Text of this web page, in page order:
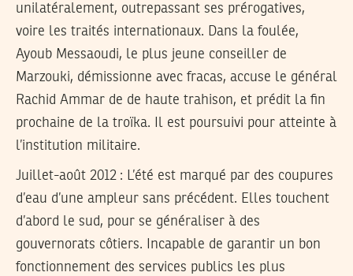
unilatéralement, outrepassant ses prérogatives,
voire les traités internationaux. Dans la foulée,
Ayoub Messaoudi, le plus jeune conseiller de
Marzouki, démissionne avec fracas, accuse le général
Rachid Ammar de de haute trahison, et prédit la fin
prochaine de la troïka. Il est poursuivi pour atteinte à
l’institution militaire.
Juillet-août 2012 : L’été est marqué par des coupures
d’eau d’une ampleur sans précédent. Elles touchent
d’abord le sud, pour se généraliser à des
gouvernorats côtiers. Incapable de garantir un bon
fonctionnement des services publics les plus